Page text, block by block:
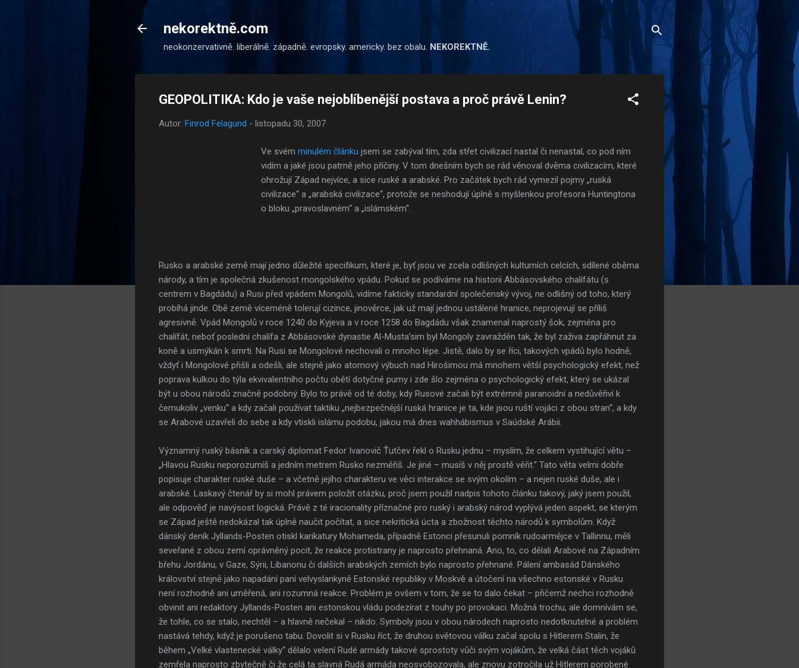
nekorektně.com
neokonzervativně. liberálně. západně. evropsky. americky. bez obalu. NEKOREKTNĚ.
GEOPOLITIKA: Kdo je vaše nejoblíbenější postava a proč právě Lenin?
Autor: Finrod Felagund - listopadu 30, 2007
Ve svém minulém článku jsem se zabýval tím, zda střet civilizací nastal či nenastal, co pod ním
vidím a jaké jsou patrně jeho příčiny. V tom dnešním bych se rád věnoval dvěma civilizacím, které
ohrožují Západ nejvíce, a sice ruské a arabské. Pro začátek bych rád vymezil pojmy „ruská
civilizace“ a „arabská civilizace“, protože se neshodují úplně s myšlenkou profesora Huntingtona
o bloku „pravoslavném“ a „islámském“.
Rusko a arabské země mají jedno důležité specifikum, které je, byť jsou ve zcela odlišných kulturních celcích, sdílené oběma
národy, a tím je společná zkušenost mongolského vpádu. Pokud se podíváme na historii Abbásovského chalífátu (s
centrem v Bagdádu) a Rusi před vpádem Mongolů, vidíme fakticky standardní společenský vývoj, ne odlišný od toho, který
probíhá jinde. Obě země víceméně tolerují cizince, jinověrce, jak už mají jednou ustálené hranice, neprojevují se příliš
agresivně. Vpád Mongolů v roce 1240 do Kyjeva a v roce 1258 do Bagdádu však znamenal naprostý šok, zejména pro
chalífát, neboť poslední chalífa z Abbásovské dynastie Al-Musta’sim byl Mongoly zavražděn tak, že byl zaživa zapřáhnut za
koně a usmýkán k smrti. Na Rusi se Mongolové nechovali o mnoho lépe. Jistě, dalo by se říci, takových vpádů bylo hodně,
vždyť i Mongolové přišli a odešli, ale stejně jako atomový výbuch nad Hirošimou má mnohem větší psychologický efekt, než
poprava kulkou do týla ekvivalentního počtu obětí dotyčné pumy i zde šlo zejména o psychologický efekt, který se ukázal
být u obou národů značně podobný. Bylo to právě od té doby, kdy Rusové začali být extrémně paranoidní a nedůvěřiví k
čemukoliv „venku“ a kdy začali používat taktiku „nejbezpečnější ruská hranice je ta, kde jsou ruští vojáci z obou stran“, a kdy
se Arabové uzavřeli do sebe a kdy vtiskli islámu podobu, jakou má dnes wahhábismus v Saúdské Arábii.
Významný ruský básník a carský diplomat Fedor Ivanovič Ťutčev řekl o Rusku jednu – myslím, že celkem vystihující větu –
„Hlavou Rusku neporozumíš a jedním metrem Rusko nezměříš. Je jiné – musíš v něj prostě věřit.“ Tato věta velmi dobře
popisuje charakter ruské duše – a včetně jejího charakteru ve věci interakce se svým okolím – a nejen ruské duše, ale i
arabské. Laskavý čtenář by si mohl právem položit otázku, proč jsem použil nadpis tohoto článku takový, jaký jsem použil,
ale odpověď je navýsost logická. Právě z té iracionality příznačné pro ruský i arabský národ vyplývá jeden aspekt, se kterým
se Západ ještě nedokázal tak úplně naučit počítat, a sice nekritická úcta a zbožnost těchto národů k symbolům. Když
dánský deník Jyllands-Posten otiskl karikatury Mohameda, případně Estonci přesunuli pomník rudoarmějce v Tallinnu, měli
seveřané z obou zemí oprávněný pocit, že reakce protistrany je naprosto přehnaná. Ano, to, co dělali Arabové na Západním
břehu Jordánu, v Gaze, Sýrii, Libanonu či dalších arabských zemích bylo naprosto přehnané. Pálení ambasád Dánského
království stejně jako napadání paní velvyslankyně Estonské republiky v Moskvě a útočení na všechno estonské v Rusku
není rozhodně ani uměřená, ani rozumná reakce. Problém je ovšem v tom, že se to dalo čekat – přičemž nechci rozhodně
obvinit ani redaktory Jyllands-Posten ani estonskou vládu podezírat z touhy po provokaci. Možná trochu, ale domnívám se,
že tohle, co se stalo, nechtěl – a hlavně nečekal – nikdo. Symboly jsou v obou národech naprosto nedotknutelné a problém
nastává tehdy, když je porušeno tabu. Dovolit si v Rusku říct, že druhou světovou válku začal spolu s Hitlerem Stalin, že
během „Velké vlastenecké války“ dělalo velení Rudé armády takové sprostoty vůči svým vojákům, že velká část těch vojáků
zemřela naprosto zbytečně či že celá ta slavná Rudá armáda neosvobozovala, ale znovu zotročila už Hitlerem porobené